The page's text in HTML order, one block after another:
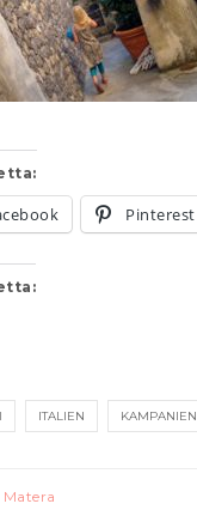
Pinterest
ITALIEN KAMPANIEN
Matera